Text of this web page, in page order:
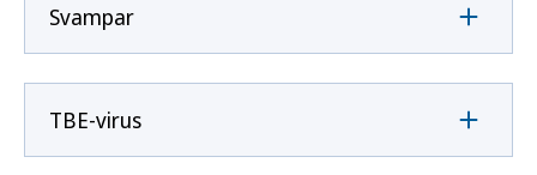
Svampar
TBE-virus